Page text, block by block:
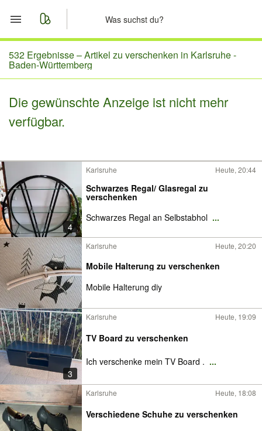
Start
Merkliste
Nachrichten
532 Ergebnisse –Artikel zu verschenken in Karlsruhe -
Baden-Württemberg
Die gewünschte Anzeige ist nicht mehr
verfügbar.
4
Karlsruhe Heute, 20:44
Schwarzes Regal/ Glasregal zu
verschenken
Schwarzes Regal an Selbstabhol ...
Karlsruhe Heute, 20:20
Mobile Halterung zu verschenken
Mobile Halterung diy
3
Karlsruhe Heute, 19:09
TV Board zu verschenken
Ich verschenke mein TV Board . ...
Karlsruhe Heute, 18:08
Verschiedene Schuhe zu verschenken